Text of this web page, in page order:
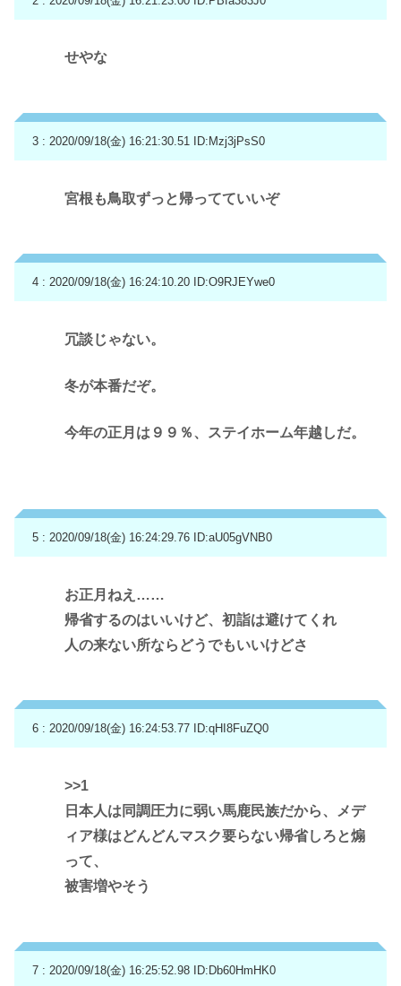
せやな
3 : 2020/09/18(金) 16:21:30.51 ID:Mzj3jPsS0
宮根も鳥取ずっと帰ってていいぞ
4 : 2020/09/18(金) 16:24:10.20 ID:O9RJEYwe0
冗談じゃない。
冬が本番だぞ。
今年の正月は９９％、ステイホーム年越しだ。
5 : 2020/09/18(金) 16:24:29.76 ID:aU05gVNB0
お正月ねえ……
帰省するのはいいけど、初詣は避けてくれ
人の来ない所ならどうでもいいけどさ
6 : 2020/09/18(金) 16:24:53.77 ID:qHI8FuZQ0
>>1
日本人は同調圧力に弱い馬鹿民族だから、メデ
ィア様はどんどんマスク要らない帰省しろと煽
って、
被害増やそう
7 : 2020/09/18(金) 16:25:52.98 ID:Db60HmHK0